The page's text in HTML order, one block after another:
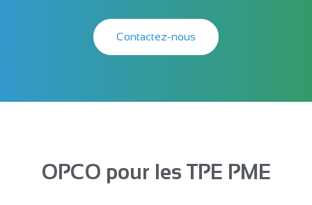
Contactez-nous
OPCO pour les TPE PME